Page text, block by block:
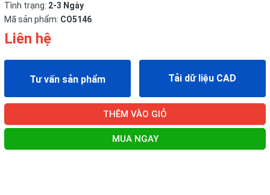
Tình trạng: 2-3 Ngày
Mã sản phẩm: CO5146
Liên hệ
Tư vấn sản phẩm Tải dữ liệu CAD
THÊM VÀO GIỎ
MUA NGAY